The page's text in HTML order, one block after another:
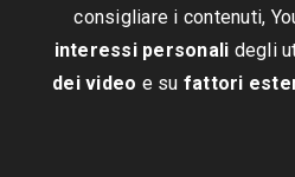
consigliare i contenuti,
interessi personali degli
dei video e su fattori